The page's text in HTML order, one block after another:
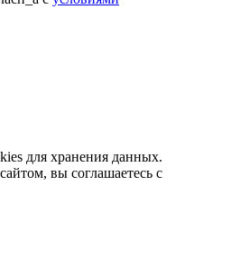
для хранения данных.
вы соглашаетесь с